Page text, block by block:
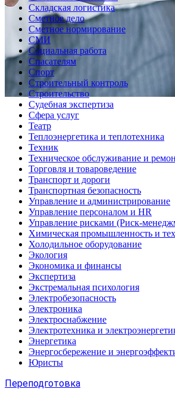
Складская логистика
Сметное дело
Сметное нормирование
СМИ
Социальная работа
Спасателям
Спорт
Строительный контроль
Строительство
Судебная экспертиза
Сфера услуг
Театр
Теплоэнергетика и теплотехника
Техник
Техническое обслуживание и
Торговля и товароведение
Транспорт и дороги
Транспортная безопасность
Управление и администрирование
Управление персоналом и HR
Управление рисками (Риск-
Химическая промышленность и
Холодильное оборудование
Экология
Экономика и финансы
Экспертиза
Экстремальная психология
Электробезопасность
Электроника
Электроснабжение
Электротехника и
Энергетика
Энергосбережение и
Юристы
Переподготовка